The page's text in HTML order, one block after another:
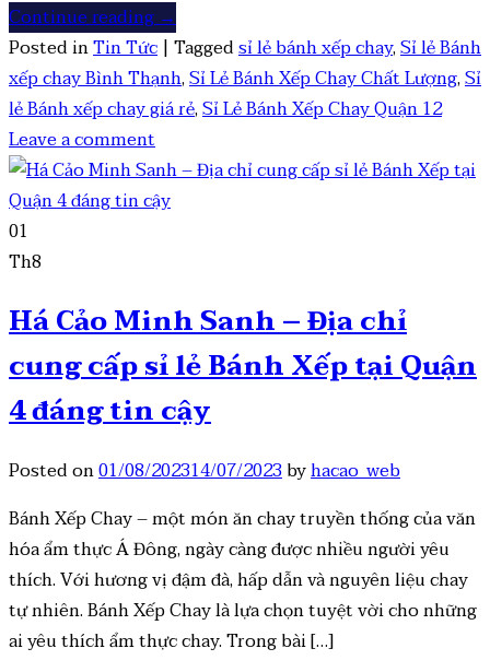
Continue reading→
Posted inTin Tức | Taggedsỉ lẻ bánh xếp chay,Sỉ lẻ Bánh
xếp chay Bình Thạnh,Sỉ Lẻ Bánh Xếp Chay Chất Lượng,Sỉ
lẻ Bánh xếp chay giá rẻ,Sỉ Lẻ Bánh Xếp Chay Quận 12
Leave a comment
01
Th8
Há Cảo Minh Sanh – Địa chỉ
cung cấp sỉ lẻ Bánh Xếp tại Quận
4 đáng tin cậy
Posted on01/08/202314/07/2023byhacao_web
Bánh Xếp Chay – một món ăn chay truyền thống của văn
hóa ẩm thực Á Đông, ngày càng được nhiều người yêu
thích. Với hương vị đậm đà, hấp dẫn và nguyên liệu chay
tự nhiên. Bánh Xếp Chay là lựa chọn tuyệt vời cho những
ai yêu thích ẩm thực chay. Trong bài […]